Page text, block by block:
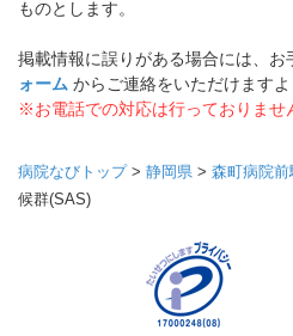
ものとします。
掲載情報に誤りがある場合には、お
ォーム からご連絡をいただけますよ
※お電話での対応は行っておりませ
病院なびトップ> 静岡県 > 森町病院前
候群(SAS)